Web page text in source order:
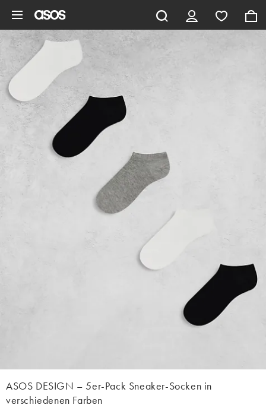
ASOS DESIGN – 5er-Pack Sneaker-Socken in
verschiedenen Farben